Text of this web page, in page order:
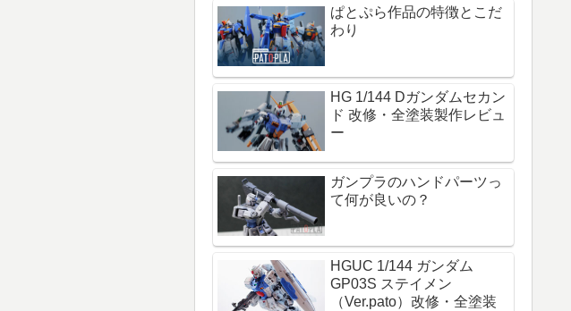
ぱとぷら作品の特徴とこだ
わり
HG 1/144 Dガンダムセカン
ド 改修・全塗装製作レビュ
ー
ガンプラのハンドパーツっ
て何が良いの？
HGUC 1/144 ガンダム
GP03S ステイメン
（Ver.pato）改修・全塗装